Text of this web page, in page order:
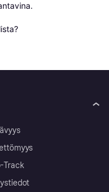
Track